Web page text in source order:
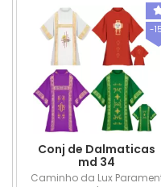
-
Conj de Dalmaticas
md 34
Caminho da Lux